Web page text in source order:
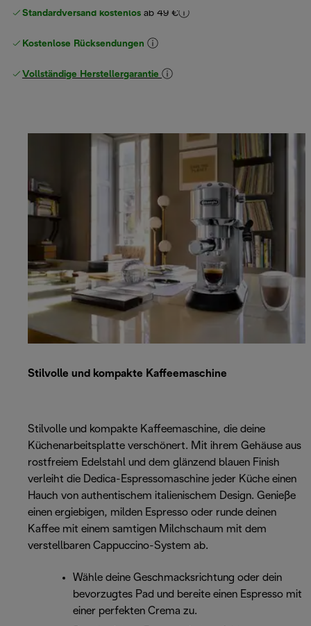
Standardversand kostenlos ab 49 €
Kostenlose Rücksendungen
Vollständige Herstellergarantie
Stilvolle und kompakte Kaffeemaschine
Stilvolle und kompakte Kaffeemaschine, die deine
Küchenarbeitsplatte verschönert. Mit ihrem Gehäuse aus
rostfreiem Edelstahl und dem glänzend blauen Finish
verleiht die Dedica-Espressomaschine jeder Küche einen
Hauch von authentischem italienischem Design. Genieße
einen ergiebigen, milden Espresso oder runde deinen
Kaffee mit einem samtigen Milchschaum mit dem
verstellbaren Cappuccino-System ab.
Wähle deine Geschmacksrichtung oder dein
bevorzugtes Pad und bereite einen Espresso mit
einer perfekten Crema zu.